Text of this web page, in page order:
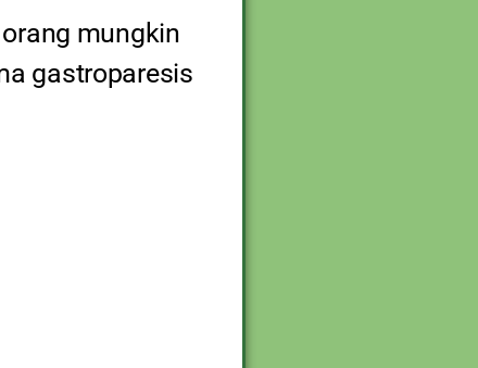
mungkin
gastroparesis